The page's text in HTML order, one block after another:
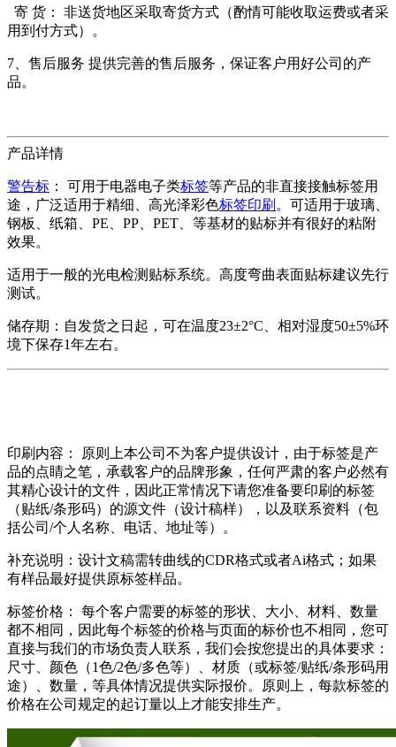
寄 货： 非送货地区采取寄货方式（酌情可能收取运费或者采
用到付方式）。
7、售后服务 提供完善的售后服务，保证客户用好公司的产
品。
产品详情
警告标 ： 可用于电器电子类标签等产品的非直接接触标签用
途，广泛适用于精细、高光泽彩色标签印刷 。可适用于玻璃、
钢板、纸箱、PE、PP、PET、等基材的贴标并有很好的粘附
效果。
适用于一般的光电检测贴标系统。高度弯曲表面贴标建议先行
测试。
储存期：自发货之日起，可在温度23±2°C、相对湿度50±5%环
境下保存1年左右。
印刷内容： 原则上本公司不为客户提供设计，由于标签是产
品的点睛之笔，承载客户的品牌形象，任何严肃的客户必然有
其精心设计的文件，因此正常情况下请您准备要印刷的标签
（贴纸/条形码）的源文件（设计稿样），以及联系资料（包
括公司/个人名称、电话、地址等）。
补充说明：设计文稿需转曲线的CDR格式或者Ai格式；如果
有样品最好提供原标签样品。
标签价格： 每个客户需要的标签的形状、大小、材料、数量
都不相同，因此每个标签的价格与页面的标价也不相同，您可
直接与我们的市场负责人联系，我们会按您提出的具体要求：
尺寸、颜色（1色/2色/多色等）、材质（或标签/贴纸/条形码用
途）、数量，等具体情况提供实际报价。原则上，每款标签的
价格在公司规定的起订量以上才能安排生产。